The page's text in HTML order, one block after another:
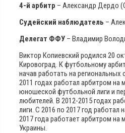
4-й арбитр – Александр Дердо
Судейский наблюдатель –
Делегат ФФУ – Владимир
Виктор Копиевский родился 20
Кировоград. К футбольному
начав работать на региональных
2011 годах работал арбитром на
юношеской футбольной лиги и
любителей. В 2012-2015 годах
лиги. С 2016 по 2017 год работал
2017 года работает арбитром на
Украины.